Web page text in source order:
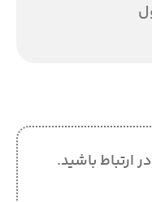
ارتباط باشید.